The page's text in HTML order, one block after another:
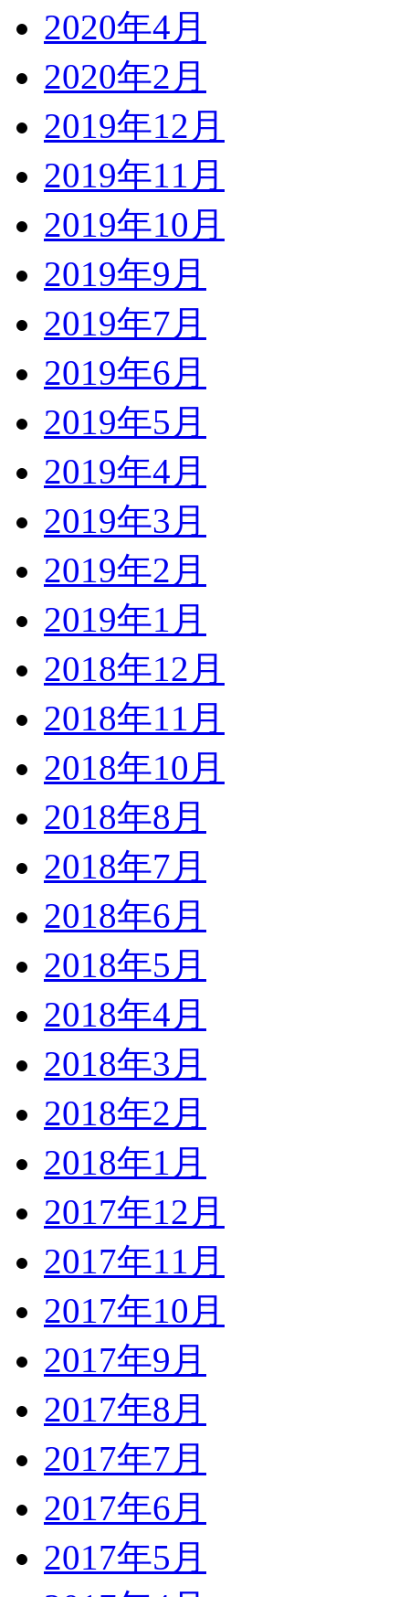
2020年4月
2020年2月
2019年12月
2019年11月
2019年10月
2019年9月
2019年7月
2019年6月
2019年5月
2019年4月
2019年3月
2019年2月
2019年1月
2018年12月
2018年11月
2018年10月
2018年8月
2018年7月
2018年6月
2018年5月
2018年4月
2018年3月
2018年2月
2018年1月
2017年12月
2017年11月
2017年10月
2017年9月
2017年8月
2017年7月
2017年6月
2017年5月